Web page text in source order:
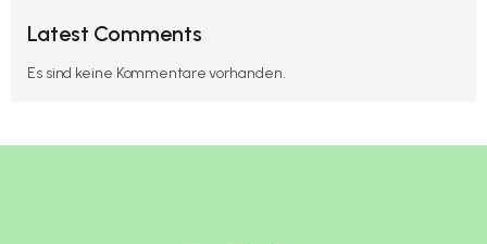
Latest Comments
Es sind keine Kommentare vorhanden.